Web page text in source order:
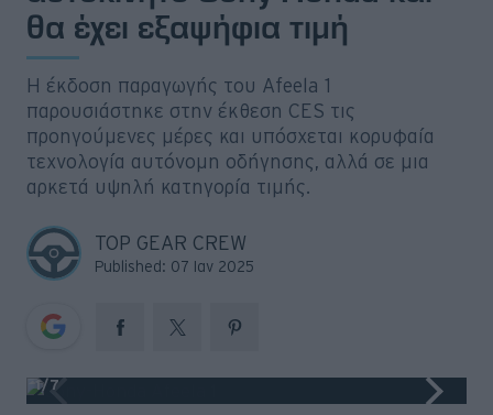
θα έχει εξαψήφια τιμή
Η έκδοση παραγωγής του Afeela 1
παρουσιάστηκε στην έκθεση CES τις
προηγούμενες μέρες και υπόσχεται κορυφαία
τεχνολογία αυτόνομη οδήγησης, αλλά σε μια
αρκετά υψηλή κατηγορία τιμής.
TOP GEAR CREW
Published: 07 Ιαν 2025
1/7
Άποψη
Viral
Big Reads
Moto